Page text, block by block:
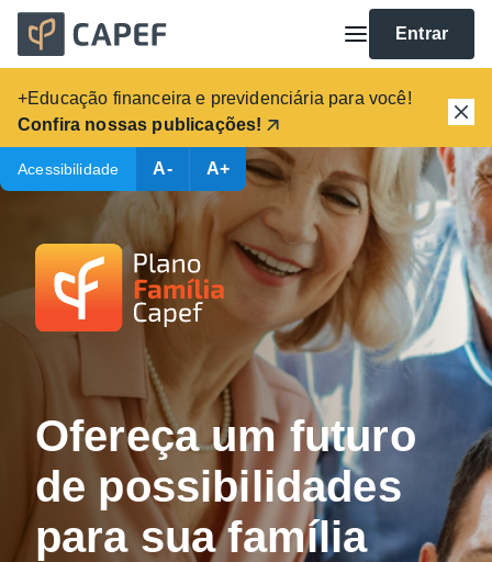
Entrar
+Educação financeira e previdenciária para você!
Confira nossas publicações!
Acessibilidade A- A+
Ofereça um futuro
de possibilidades
para sua família